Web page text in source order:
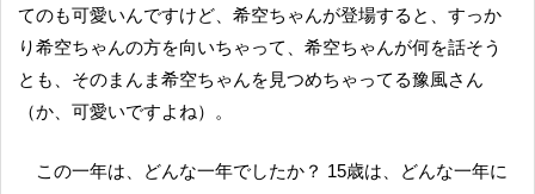
てのも可愛いんですけど、希空ちゃんが登場すると、すっか
り希空ちゃんの方を向いちゃって、希空ちゃんが何を話そう
とも、そのまんま希空ちゃんを見つめちゃってる豫風さん
（か、可愛いですよね）。
この一年は、どんな一年でしたか？ 15歳は、どんな一年に